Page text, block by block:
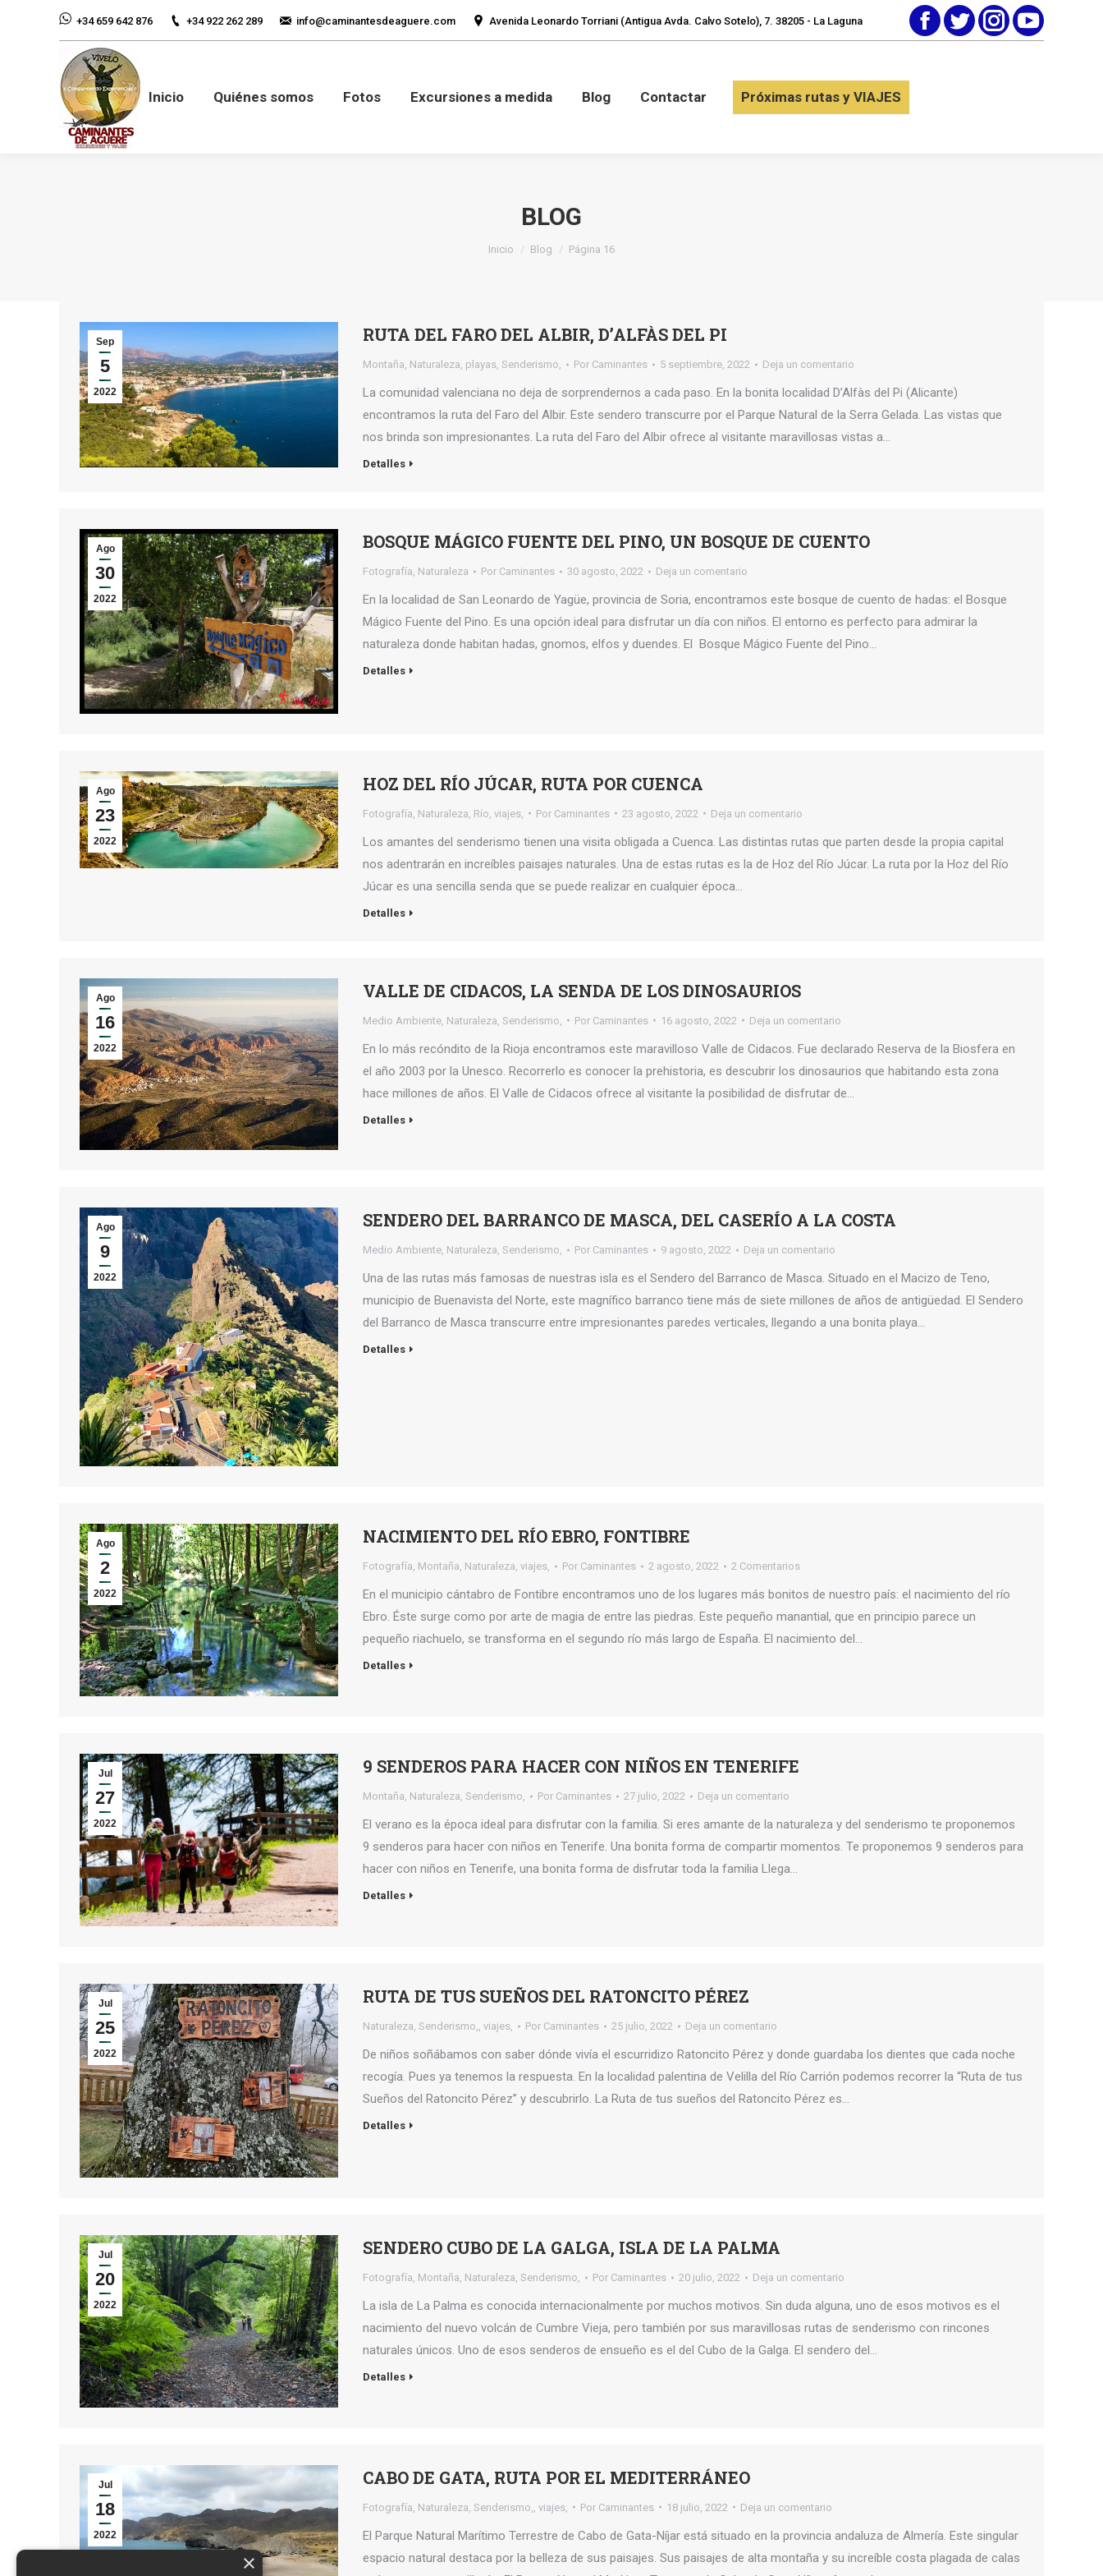
+34 659 642 876 +34 922 262 289 info@caminantesdeaguere.com Avenida Leonardo Torriani (Antigua Avda. Calvo Sotelo), 7. 38205 - La Laguna
FacebookTwitterInstagramYouTube
Inicio Quiénes somos Fotos Excursiones a medida Blog Contactar Próximas rutas y VIAJES
BLOG
Estás aquí:
Inicio Blog Página 16
Sep
5
2022
RUTA DEL FARO DEL ALBIR, D’ALFÀS DEL PI
Montaña, Naturaleza, playas, Senderismo, Por Caminantes 5 septiembre, 2022 Deja un comentario
La comunidad valenciana no deja de sorprendernos a cada paso. En la bonita localidad D’Alfàs del Pi (Alicante)
encontramos la ruta del Faro del Albir. Este sendero transcurre por el Parque Natural de la Serra Gelada. Las vistas que
nos brinda son impresionantes. La ruta del Faro del Albir ofrece al visitante maravillosas vistas a…
Detalles
Ago
30
2022
BOSQUE MÁGICO FUENTE DEL PINO, UN BOSQUE DE CUENTO
Fotografía, Naturaleza Por Caminantes 30 agosto, 2022 Deja un comentario
En la localidad de San Leonardo de Yagüe, provincia de Soria, encontramos este bosque de cuento de hadas: el Bosque
Mágico Fuente del Pino. Es una opción ideal para disfrutar un día con niños. El entorno es perfecto para admirar la
naturaleza donde habitan hadas, gnomos, elfos y duendes. El Bosque Mágico Fuente del Pino…
Detalles
Ago
23
2022
HOZ DEL RÍO JÚCAR, RUTA POR CUENCA
Fotografía Naturaleza Río viajes, Por Caminantes 23 agosto, 2022 Deja un comentario
Los amantes del senderismo tienen una visita obligada a Cuenca. Las distintas rutas que parten desde la propia capital
nos adentrarán en increíbles paisajes naturales. Una de estas rutas es la de Hoz del Río Júcar. La ruta por la Hoz del Río
Júcar es una sencilla senda que se puede realizar en cualquier época…
Detalles
Ago
16
2022
VALLE DE CIDACOS, LA SENDA DE LOS DINOSAURIOS
Medio Ambiente Naturaleza Senderismo, Por Caminantes 16 agosto, 2022 Deja un comentario
En lo más recóndito de la Rioja encontramos este maravilloso Valle de Cidacos. Fue declarado Reserva de la Biosfera en
el año 2003 por la Unesco. Recorrerlo es conocer la prehistoria, es descubrir los dinosaurios que habitando esta zona
hace millones de años. El Valle de Cidacos ofrece al visitante la posibilidad de disfrutar de…
Detalles
Ago
9
2022
SENDERO DEL BARRANCO DE MASCA, DEL CASERÍO A LA COSTA
Medio Ambiente, Naturaleza, Senderismo, Por Caminantes 9 agosto, 2022 Deja un comentario
Una de las rutas más famosas de nuestras isla es el Sendero del Barranco de Masca. Situado en el Macizo de Teno,
municipio de Buenavista del Norte, este magnífico barranco tiene más de siete millones de años de antigüedad. El Sendero
del Barranco de Masca transcurre entre impresionantes paredes verticales, llegando a una bonita playa…
Detalles
Ago
2
2022
NACIMIENTO DEL RÍO EBRO, FONTIBRE
Fotografía, Montaña, Naturaleza, viajes, Por Caminantes 2 agosto, 2022 2 Comentarios
En el municipio cántabro de Fontibre encontramos uno de los lugares más bonitos de nuestro país: el nacimiento del río
Ebro. Éste surge como por arte de magia de entre las piedras. Este pequeño manantial, que en principio parece un
pequeño riachuelo, se transforma en el segundo río más largo de España. El nacimiento del…
Detalles
Jul
27
2022
9 SENDEROS PARA HACER CON NIÑOS EN TENERIFE
Montaña, Naturaleza, Senderismo, Por Caminantes 27 julio, 2022 Deja un comentario
El verano es la época ideal para disfrutar con la familia. Si eres amante de la naturaleza y del senderismo te proponemos
9 senderos para hacer con niños en Tenerife. Una bonita forma de compartir momentos. Te proponemos 9 senderos para
hacer con niños en Tenerife, una bonita forma de disfrutar toda la familia Llega…
Detalles
Jul
25
2022
RUTA DE TUS SUEÑOS DEL RATONCITO PÉREZ
Naturaleza, Senderismo,, viajes, Por Caminantes 25 julio, 2022 Deja un comentario
De niños soñábamos con saber dónde vivía el escurridizo Ratoncito Pérez y donde guardaba los dientes que cada noche
recogía. Pues ya tenemos la respuesta. En la localidad palentina de Velilla del Río Carrión podemos recorrer la “Ruta de tus
Sueños del Ratoncito Pérez” y descubrirlo. La Ruta de tus sueños del Ratoncito Pérez es…
Detalles
Jul
20
2022
SENDERO CUBO DE LA GALGA, ISLA DE LA PALMA
Fotografía, Montaña, Naturaleza, Senderismo, Por Caminantes 20 julio, 2022 Deja un comentario
La isla de La Palma es conocida internacionalmente por muchos motivos. Sin duda alguna, uno de esos motivos es el
nacimiento del nuevo volcán de Cumbre Vieja, pero también por sus maravillosas rutas de senderismo con rincones
naturales únicos. Uno de esos senderos de ensueño es el del Cubo de la Galga. El sendero del…
Detalles
Jul
18
2022
CABO DE GATA, RUTA POR EL MEDITERRÁNEO
Fotografía Naturaleza Senderismo, viajes, Por Caminantes 18 julio, 2022 Deja un comentario
El Parque Natural Marítimo Terrestre de Cabo de Gata-Níjar está situado en la provincia andaluza de Almería. Este singular
espacio natural destaca por la belleza de sus paisajes. Sus paisajes de alta montaña y su increíble costa plagada de calas
×